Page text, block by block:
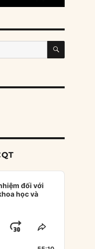
SEARCH
đối với
học và
JUMPSHARE